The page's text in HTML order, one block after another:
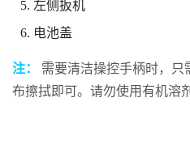
左侧扳机
电池盖
注：
需要清洁操控手柄时，只
布擦拭即可。请勿使用有机溶